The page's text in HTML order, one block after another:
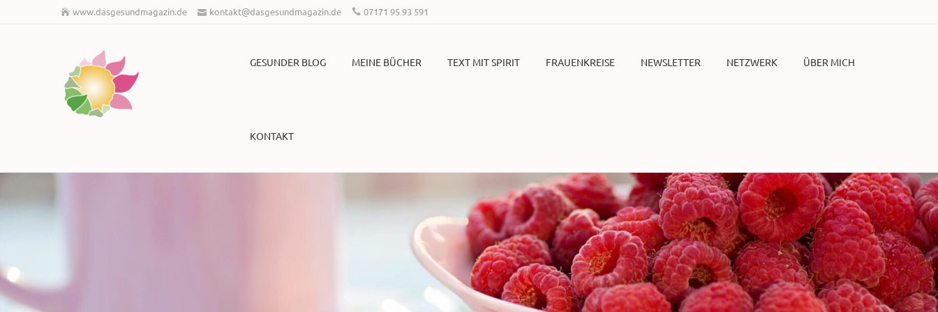
www.dasgesundmagazin.de kontakt@dasgesundmagazin.de 07171 95 93 591
GESUNDER BLOG MEINE BÜCHER TEXT MIT SPIRIT FRAUENKREISE NEWSLETTER NETZWERK ÜBER MICH
KONTAKT